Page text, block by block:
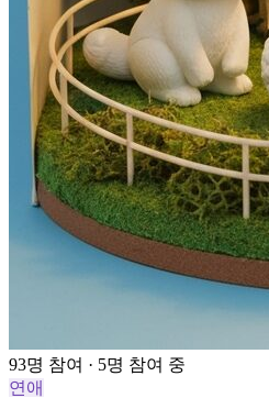
93명 참여 · 5명 참여 중
연애